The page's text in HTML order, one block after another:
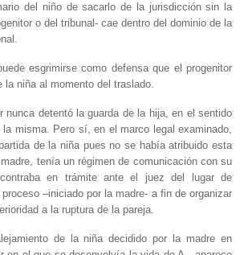
del niño de sacarlo de la jurisdicción sin la
o del tribunal- cae dentro del dominio de la
esgrimirse como defensa que el progenitor
la niña al momento del traslado.
nunca detentó la guarda de la hija, en el sentido
misma. Pero sí, en el marco legal examinado,
de la niña pues no se había atribuido esta
tenía un régimen de comunicación con su
en trámite ante el juez del lugar de
–iniciado por la madre- a fin de organizar
a la ruptura de la pareja.
de la niña decidido por la madre en